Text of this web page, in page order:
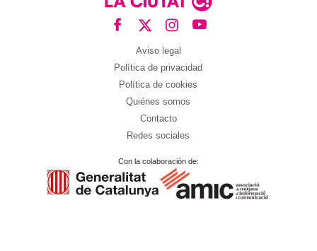
Aviso legal
Política de privacidad
Política de cookies
Quiénes somos
Contacto
Redes sociales
Con la colaboración de: